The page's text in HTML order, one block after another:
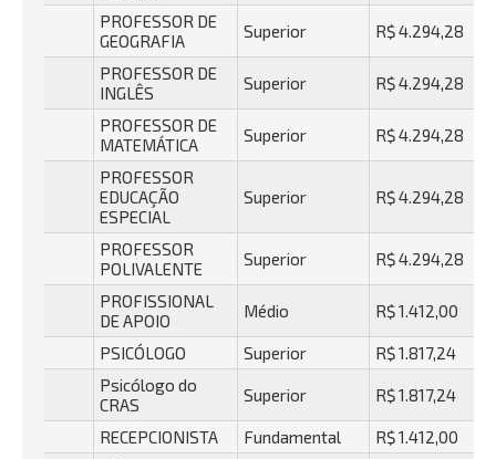
PROFESSOR DE
GEOGRAFIA
Superior R$ 4.294,28
PROFESSOR DE
INGLÊS
Superior R$ 4.294,28
PROFESSOR DE
MATEMÁTICA
Superior R$ 4.294,28
PROFESSOR
EDUCAÇÃO
ESPECIAL
Superior R$ 4.294,28
PROFESSOR
POLIVALENTE
Superior R$ 4.294,28
PROFISSIONAL
DE APOIO
Médio R$ 1.412,00
PSICÓLOGO Superior
R$ 1.817,24
Psicólogo do
CRAS
Superior R$ 1.817,24
RECEPCIONISTA Fundamental
R$ 1.412,00